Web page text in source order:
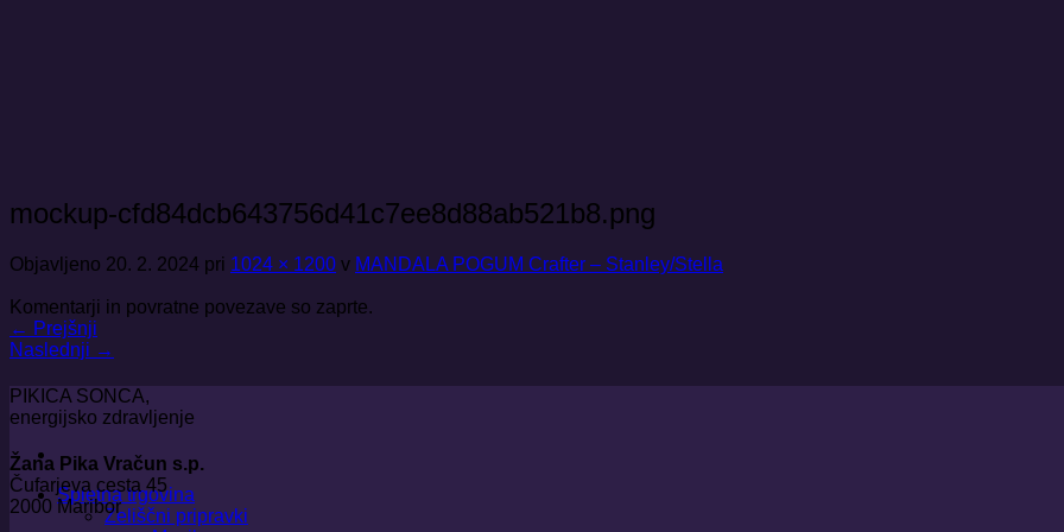
Spletna trgovina
Zeliščni pripravki
mockup-cfd84dcb643756d41c7ee8d88ab521b8.png
Objavljeno 20. 2. 2024 pri 1024 × 1200 v MANDALA POGUM Crafter – Stanley/Stella
Komentarji in povratne povezave so zaprte.
← Prejšnji
Naslednji →
PIKICA SONCA,
energijsko zdravljenje
Žana Pika Vračun s.p.
Čufarjeva cesta 45
2000 Maribor